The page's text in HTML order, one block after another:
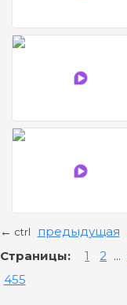
← ctrl предыдущая
Страницы: 1 2 ...
455